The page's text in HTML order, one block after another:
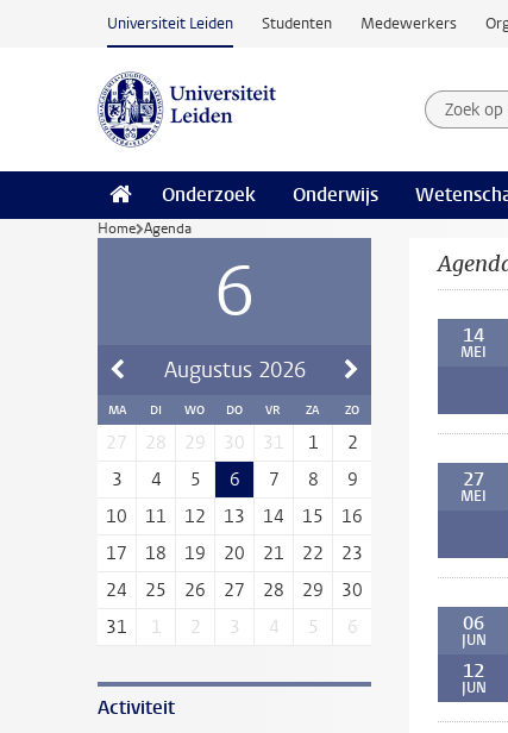
Ga naar hoofdinhoud
Universiteit Leiden Studenten Medewerkers
Zoek
Onderzoek Onderwijs
Home Agenda
6
Augustus 2026
MA DI WO DO VR ZA ZO
27 28 29 30 31 1
2
3
4 5 6 7 8
9
10
11 12 13 14 15
16
17
18 19 20 21 22
23
24
25 26 27 28 29
30
31
1 2 3 4 5 6
Activiteit
14
MEI
27
MEI
06
JUN
12
JUN